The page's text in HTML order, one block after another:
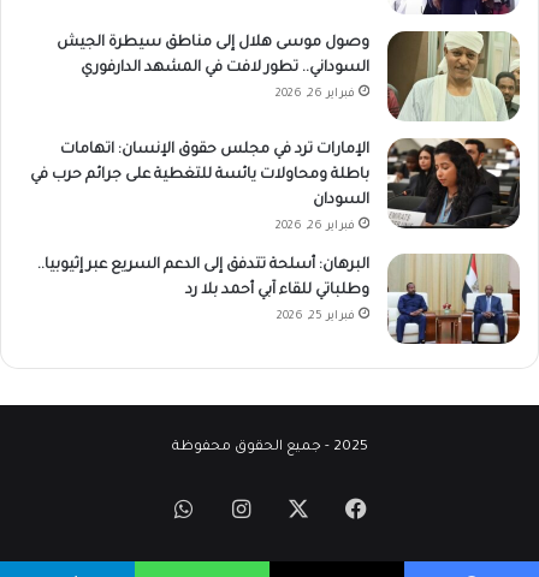
وصول موسى هلال إلى مناطق سيطرة الجيش
السوداني.. تطور لافت في المشهد الدارفوري
فبراير 26, 2026
الإمارات ترد في مجلس حقوق الإنسان: اتهامات
باطلة ومحاولات يائسة للتغطية على جرائم حرب في
السودان
فبراير 26, 2026
البرهان: أسلحة تتدفق إلى الدعم السريع عبر إثيوبيا..
وطلباتي للقاء آبي أحمد بلا رد
فبراير 25, 2026
2025 - جميع الحقوق محفوظة
فيسبوك انستقرامواتساب